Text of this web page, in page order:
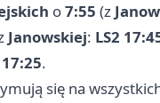
o7:55 (z
Janowskiej: LS2
17:25.
się na